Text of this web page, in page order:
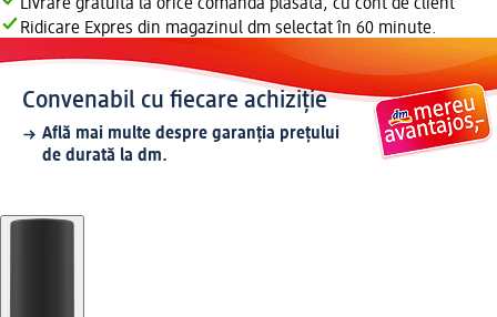
Livrare gratuită la orice comandă plasată, cu cont de client
Ridicare Expres din magazinul dm selectat în 60 minute.
Convenabil cu fiecare achiziție
Află mai multe despre garanția prețului
de durată la dm.